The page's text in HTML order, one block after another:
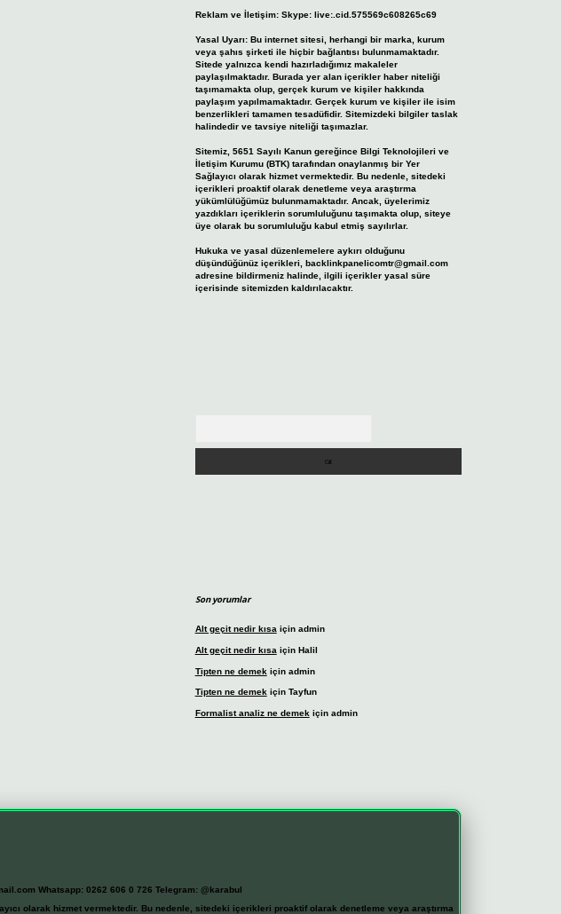
Reklam ve İletişim: Skype: live:.cid.575569c608265c69
Yasal Uyarı: Bu internet sitesi, herhangi bir marka, kurum
veya şahıs şirketi ile hiçbir bağlantısı bulunmamaktadır.
Sitede yalnızca kendi hazırladığımız makaleler
paylaşılmaktadır. Burada yer alan içerikler haber niteliği
taşımamakta olup, gerçek kurum ve kişiler hakkında
paylaşım yapılmamaktadır. Gerçek kurum ve kişiler ile isim
benzerlikleri tamamen tesadüfidir. Sitemizdeki bilgiler taslak
halindedir ve tavsiye niteliği taşımazlar.
Sitemiz, 5651 Sayılı Kanun gereğince Bilgi Teknolojileri ve
İletişim Kurumu (BTK) tarafından onaylanmış bir Yer
Sağlayıcı olarak hizmet vermektedir. Bu nedenle, sitedeki
içerikleri proaktif olarak denetleme veya araştırma
yükümlülüğümüz bulunmamaktadır. Ancak, üyelerimiz
yazdıkları içeriklerin sorumluluğunu taşımakta olup, siteye
üye olarak bu sorumluluğu kabul etmiş sayılırlar.
Hukuka ve yasal düzenlemelere aykırı olduğunu
düşündüğünüz içerikleri, backlinkpanelicomtr@gmail.com
adresine bildirmeniz halinde, ilgili içerikler yasal süre
içerisinde sitemizden kaldırılacaktır.
Son yorumlar
Alt geçit nedir kısaiçin admin
Alt geçit nedir kısa için Halil
Tipten ne demek için admin
Tipten ne demek için Tayfun
Formalist analiz ne demek için admin
Whatsapp: 0262 606 0 726 Telegram: @karabul
olarak hizmet vermektedir. Bu nedenle, sitedeki içerikleri proaktif olarak denetleme veya araştırma